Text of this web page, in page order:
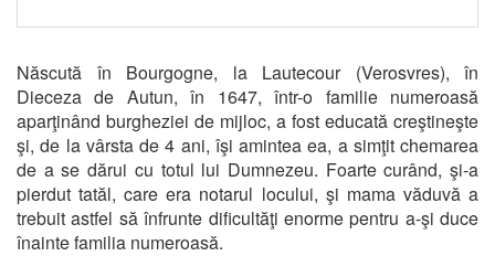
Născută în Bourgogne, la Lautecour (Verosvres), în
Dieceza de Autun, în 1647, într-o familie numeroasă
aparţinând burgheziei de mijloc, a fost educată creştineşte
şi, de la vârsta de 4 ani, îşi amintea ea, a simţit chemarea
de a se dărui cu totul lui Dumnezeu. Foarte curând, şi-a
pierdut tatăl, care era notarul locului, şi mama văduvă a
trebuit astfel să înfrunte dificultăţi enorme pentru a-şi duce
înainte familia numeroasă.